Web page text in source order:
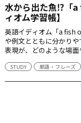
水から出た魚⁉「
ィオム学習帳】
英語イディオム「a fish
や例文とともに分かり
表現が、どのような場
STUDY 単語・フレーズ